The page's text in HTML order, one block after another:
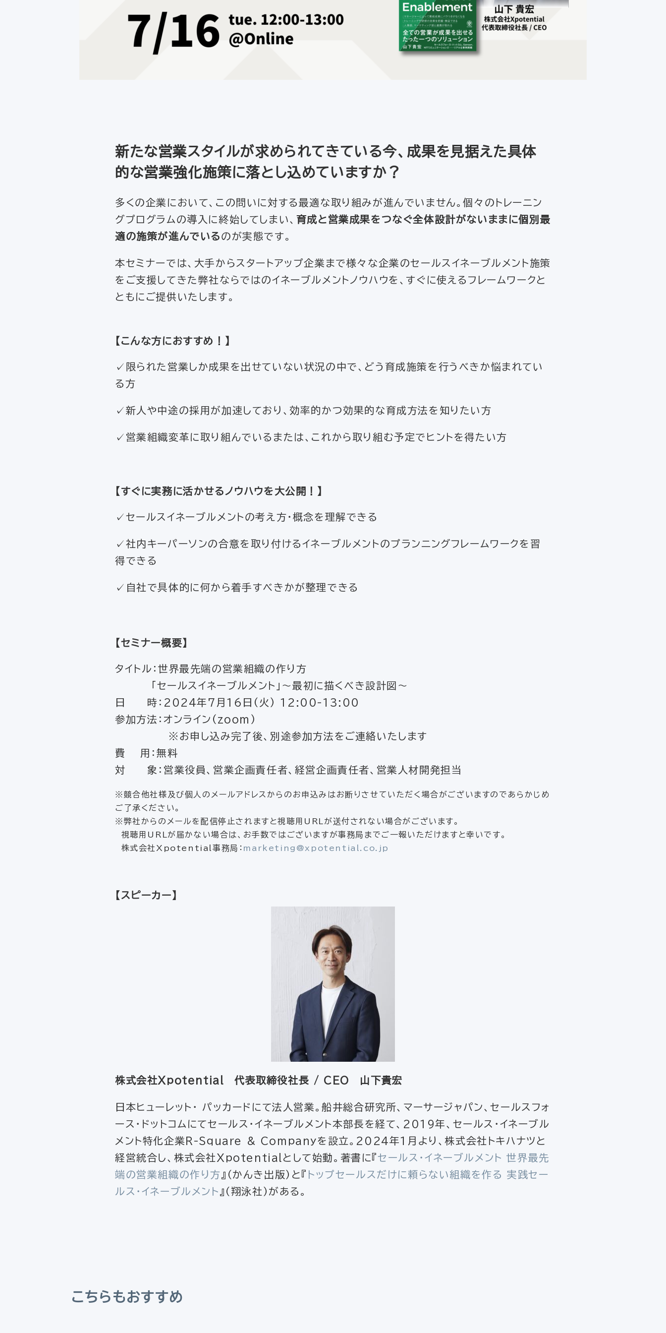
新たな営業スタイルが求められてきている今、成果を見据えた具体
的な営業強化施策に落とし込めていますか？
多くの企業において、この問いに対する最適な取り組みが進んでいません。個々のトレーニン
グプログラムの導入に終始してしまい、 育成と営業成果をつなぐ全体設計がないままに個別最
適の施策が進んでいる のが実態です。
本セミナーでは、大手からスタートアップ企業まで様々な企業のセールスイネーブルメント施策
をご支援してきた弊社ならではのイネーブルメントノウハウを、すぐに使えるフレームワークと
ともにご提供いたします。
【 こんな方におすすめ！ 】
✓限られた営業しか成果を出せていない状況の中で、どう育成施策を行うべきか悩まれてい
る方
✓新人や中途の採用が加速しており、効率的かつ効果的な育成方法を知りたい方
✓営業組織変革に取り組んでいるまたは、これから取り組む予定でヒントを得たい方
【すぐに実務に活かせるノウハウを大公開！】
✓セールスイネーブルメントの考え方・概念を理解できる
✓社内キーパーソンの合意を取り付けるイネーブルメントのプランニングフレームワークを習
得できる
✓自社で具体的に何から着手すべきかが整理できる
【セミナー概要】
タイトル：世界最先端の営業組織の作り方
「セールスイネーブルメント」～最初に描くべき設計図～
日 時：2024年7月16日(火) 12:00-13:00
参加方法：オンライン(zoom)
※お申し込み完了後、別途参加方法をご連絡いたします
費 用：無料
対 象：営業役員、営業企画責任者、経営企画責任者、営業人材開発担当
※競合他社様及び個人のメールアドレスからのお申込みはお断りさせていただく場合がございますのであらかじめ
ご了承ください。
※弊社からのメールを配信停止されますと視聴用URLが送付されない場合がございます。
視聴用URLが届かない場合は、お手数ではございますが事務局までご一報いただけますと幸いです。
株式会社Xpotential事務局： marketing@xpotential.co.jp
【スピーカー】
株式会社Xpotential 代表取締役社長 / CEO 山下貴宏
日本ヒューレット・ パッカードにて法人営業。船井総合研究所、マーサージャパン、セールスフォ
ース・ドットコムにてセールス・イネーブルメント本部長を経て、2019年、セールス・イネーブル
メント特化企業R-Square & Companyを設立。2024年1月より、株式会社トキハナツと
経営統合し、株式会社Xpotentialとして始動。著書に『セールス・イネーブルメント 世界最先
端の営業組織の作り方 』（かんき出版）と『 トップセールスだけに頼らない組織を作る 実践セー
ルス・イネーブルメント 』（翔泳社）がある。
こちらもおすすめ